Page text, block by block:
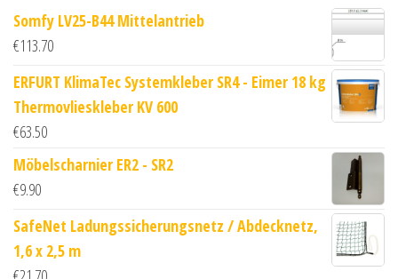
Somfy LV25-B44 Mittelantrieb
€113.70
ERFURT KlimaTec Systemkleber SR4 - Eimer 18 kg
Thermovlieskleber KV 600
€63.50
Möbelscharnier ER2 - SR2
€9.90
SafeNet Ladungssicherungsnetz / Abdecknetz,
1,6 x 2,5 m